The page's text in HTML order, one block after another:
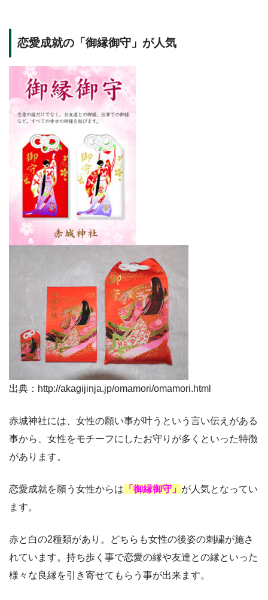
恋愛成就の「御縁御守」が人気
出典：http://akagijinja.jp/omamori/omamori.html
赤城神社には、女性の願い事が叶うという言い伝えがある
事から、女性をモチーフにしたお守りが多くといった特徴
があります。
恋愛成就を願う女性からは 「御縁御守」 が人気となってい
ます。
赤と白の2種類があり。どちらも女性の後姿の刺繍が施さ
れています。持ち歩く事で恋愛の縁や友達との縁といった
様々な良縁を引き寄せてもらう事が出来ます。